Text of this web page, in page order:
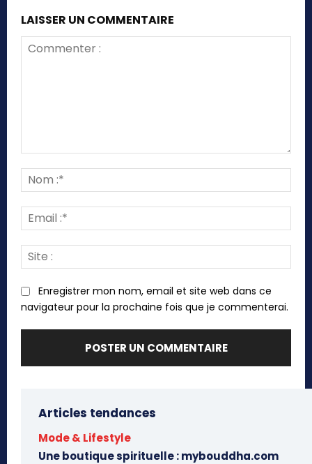
LAISSER UN COMMENTAIRE
:*
:*
:
Enregistrer mon nom, email et site web dans ce
navigateur pour la prochaine fois que je commenterai.
Articles tendances
Mode & Lifestyle
Une boutique spirituelle : mybouddha.com